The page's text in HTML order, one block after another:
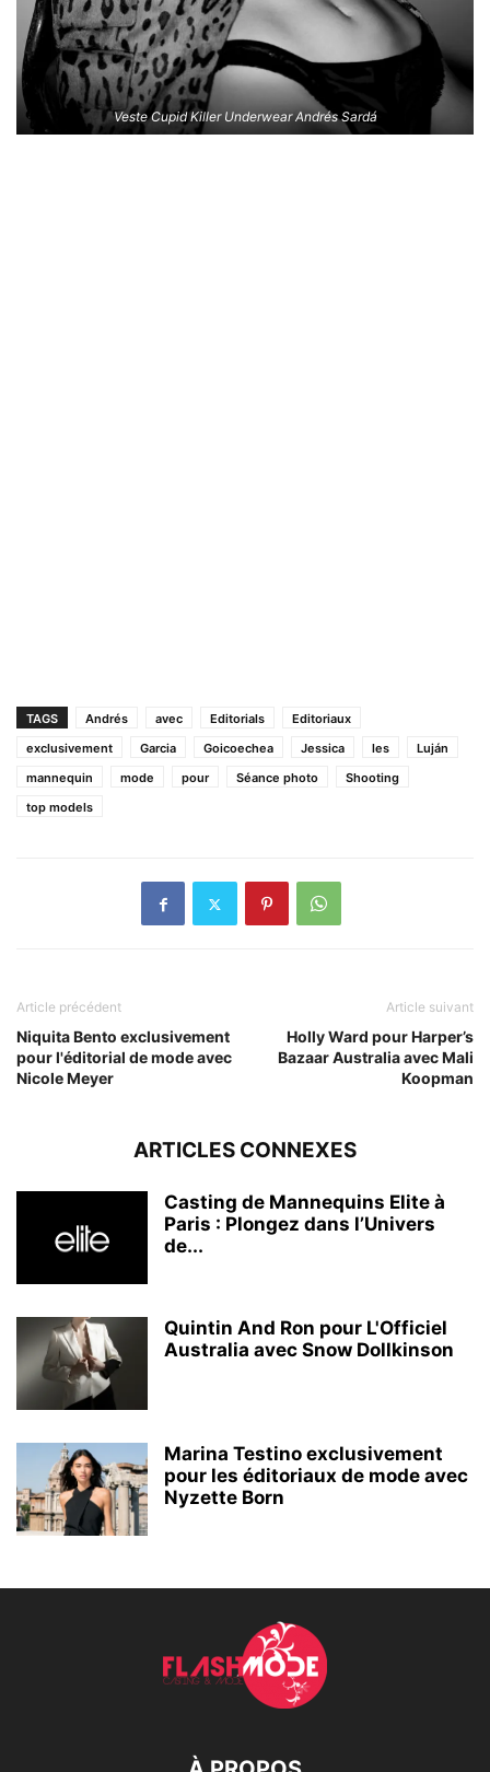
Veste Cupid Killer Underwear Andrés Sardá
TAGS Andrés avec Editorials
Editoriaux
exclusivement
Garcia Goicoechea Jessica les
Luján
mannequin
mode pour Séance photo
Shooting
top models
Article précédent
Niquita Bento exclusivement
pour l'éditorial de mode avec
Nicole Meyer
Article suivant
Holly Ward pour Harper’s
Bazaar Australia avec Mali
Koopman
ARTICLES CONNEXES
Casting de Mannequins Elite à
Paris : Plongez dans l’Univers
de...
Quintin And Ron pour L'Officiel
Australia avec Snow Dollkinson
Marina Testino exclusivement
pour les éditoriaux de mode avec
Nyzette Born